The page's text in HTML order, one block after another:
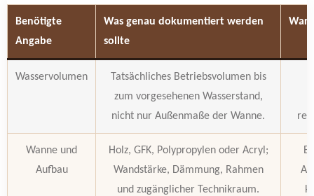
Benötigte
Angabe
Was genau dokumentiert werden
sollte
Wasservolumen
Tatsächliches Betriebsvolumen bis
zum vorgesehenen Wasserstand,
nicht nur Außenmaße der Wanne.
Wanne und
Aufbau
Holz, GFK, Polypropylen oder Acryl;
Wandstärke, Dämmung, Rahmen
und zugänglicher Technikraum.